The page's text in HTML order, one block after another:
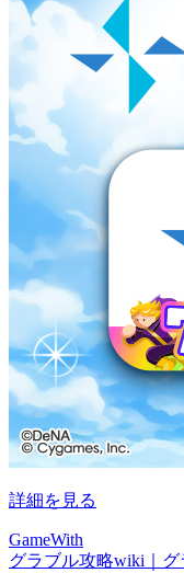
詳細を見る
GameWith
グラブル攻略wiki｜